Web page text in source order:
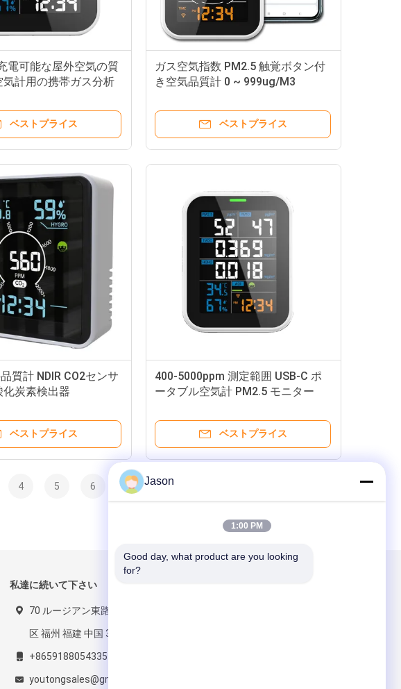
電可能な屋外空気の質
気計用の携帯ガス分析
ベストプライス
ガス空気指数 PM2.5 触覚ボタン付
き空気品質計 0 ~ 999ug/M3
ベストプライス
質計 NDIR CO2センサ
炭素検出器
ベストプライス
400-5000ppm 測定範囲 USB-C ポ
ータブル空気計 PM2.5 モニター
ベストプライス
4 5 6 7 8
私達に続いて下さい
70 ルージアン東路 マウエ地
区 福州 福建 中国 350015
+8659188054335
youtongsales@gmail.com
Jason
1:00 PM
Good day, what product are you looking
for?